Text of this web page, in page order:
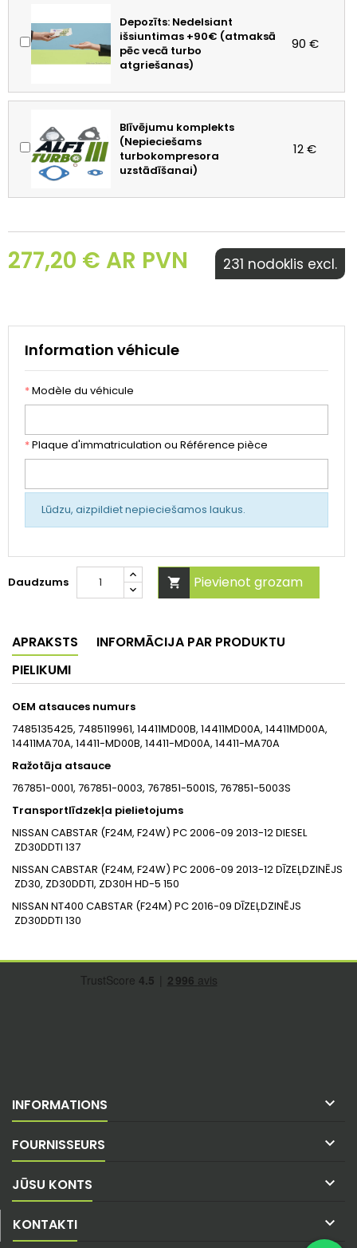
Depozīts: Nedelsiant
išsiuntimas +90€ (atmaksā
pēc vecā turbo
atgriešanas)
90 €
Blīvējumu komplekts
(Nepieciešams
turbokompresora
uzstādīšanai)
12 €
277,20 € AR PVN 231 nodoklis excl.
Information véhicule
*Modèle du véhicule
*Plaque d'immatriculation ou Référence pièce
Lūdzu, aizpildiet nepieciešamos laukus.
Daudzums  Pievienot grozam
APRAKSTS
INFORMĀCIJA PAR PRODUKTU
PIELIKUMI
OEM atsauces numurs
7485135425, 7485119961, 14411MD00B, 14411MD00A, 14411MD00A,
14411MA70A, 14411-MD00B, 14411-MD00A, 14411-MA70A
Ražotāja atsauce
767851-0001, 767851-0003, 767851-5001S, 767851-5003S
Transportlīdzekļa pielietojums
NISSAN CABSTAR (F24M, F24W) PC2006-09 2013-12DIESEL
ZD30DDTI 137
NISSAN CABSTAR (F24M, F24W) PC2006-09 2013-12DĪZEĻDZINĒJS
ZD30, ZD30DDTI, ZD30H HD-5 150
NISSAN NT400 CABSTAR (F24M) PC2016-09 DĪZEĻDZINĒJS
ZD30DDTI 130
INFORMATIONS 
FOURNISSEURS 
JŪSU KONTS 
KONTAKTI 